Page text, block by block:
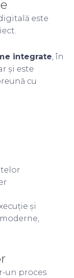
este
integrate, în
și este
cu
și
un proces